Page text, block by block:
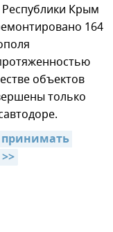
Республики Крым
164
объектов
только
принимать